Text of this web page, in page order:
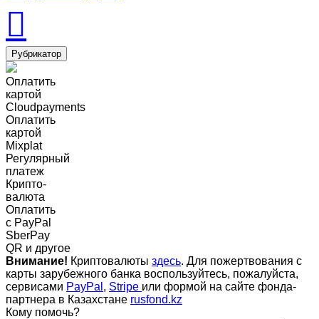
Рубрикатор
Оплатить
картой
Cloudpayments
Оплатить
картой
Mixplat
Регулярный
платеж
Крипто-
валюта
Оплатить
c PayPal
SberPay
QR и другое
Внимание! Криптовалюты здесь. Для пожертвования с
карты зарубежного банка воспользуйтесь, пожалуйста,
сервисами PayPal , Stripe или формой на сайте фонда-
партнера в Казахстане rusfond.kz
Кому помочь?